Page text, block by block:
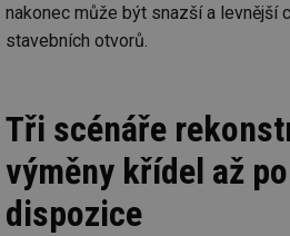
nakonec může být snazší a levnější
stavebních otvorů.
Tři scénáře
výměny křídel až
dispozice